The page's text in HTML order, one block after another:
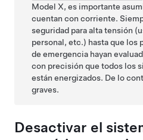
Model X, es importante
cuentan con corriente.
seguridad para alta tensión
personal, etc.) hasta que los
de emergencia hayan
con precisión que todos los
están energizados. De lo
graves.
Desactivar el